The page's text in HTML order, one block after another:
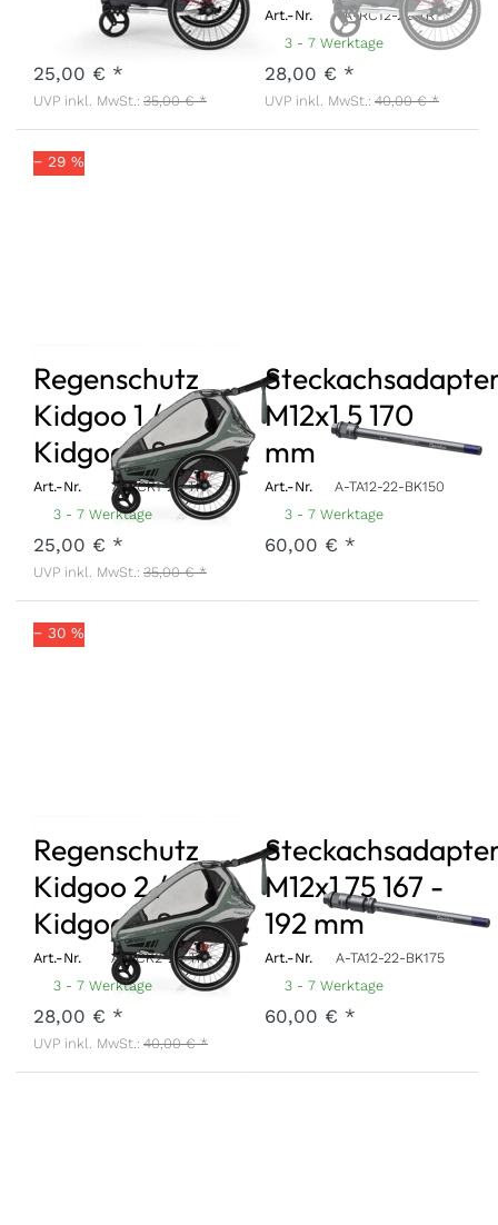
A-RC11-22-TR
3 - 7 Werktage
25,00 € *
UVP inkl. MwSt.: 35,00 € *
Art.-Nr.
A-RC12-22-TR
3 - 7 Werktage
28,00 € *
UVP inkl. MwSt.: 40,00 € *
− 29 %
Regenschutz
Kidgoo 1 /
Kidgoo 1 Sport
Art.-Nr.
A-RCK1-22-TR
3 - 7 Werktage
25,00 € *
UVP inkl. MwSt.: 35,00 € *
M12x1,5 170
mm
Art.-Nr.
A-TA12-22-BK150
3 - 7 Werktage
60,00 € *
− 30 %
Regenschutz
Kidgoo 2 /
Kidgoo 2 Sport
Art.-Nr.
A-RCK2-22-TR
3 - 7 Werktage
28,00 € *
UVP inkl. MwSt.: 40,00 € *
M12x1,75 167 -
192 mm
Art.-Nr.
A-TA12-22-BK175
3 - 7 Werktage
60,00 € *